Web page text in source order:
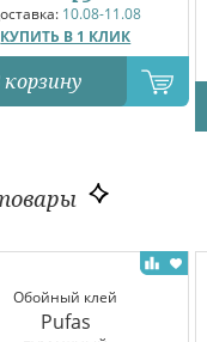
10.08-11.08
КУПИТЬ В 1 КЛИК
Обойный клей
Pufas